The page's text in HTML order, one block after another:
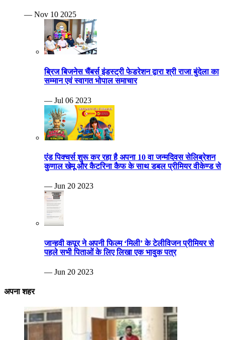
— Nov 10 2025
ब्रिज बिजनेस चैंबर्स इंडस्ट्री फेडरेशन द्वारा श्री राजा बुंदेला का
सम्मान एवं स्वागत भोपाल समाचार
— Jul 06 2023
एंड पिक्चर्स शुरू कर रहा है अपना 10 वा जन्मदिवस सेलिब्रेशन
कुणाल खेमू और कैटरिना कैफ के साथ डबल प्रीमियर वीकेण्ड से
— Jun 20 2023
जान्हवी कपूर ने अपनी फिल्म ‘मिली’ के टेलीविजन प्रीमियर से
पहले सभी पिताओं के लिए लिखा एक भावुक पत्र
— Jun 20 2023
अपना शहर